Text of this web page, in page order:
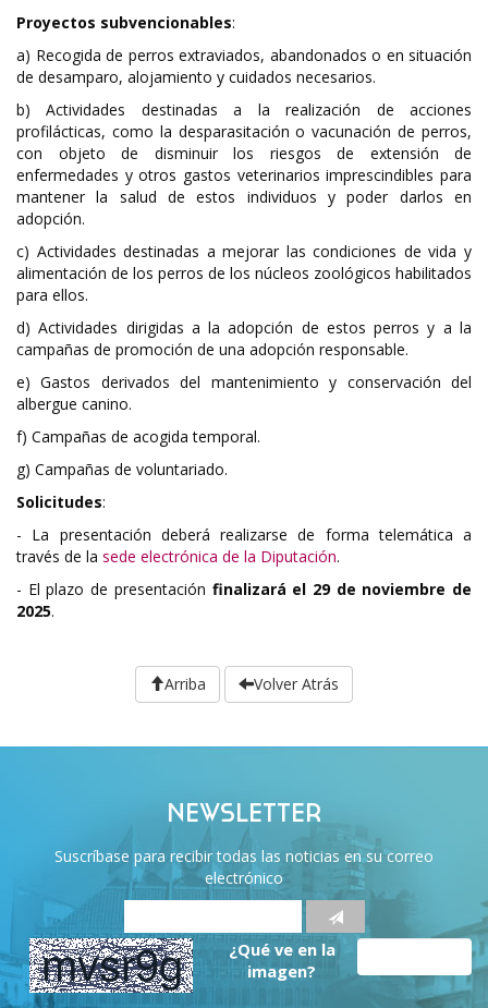
Proyectos subvencionables:
a) Recogida de perros extraviados, abandonados o en situación
de desamparo, alojamiento y cuidados necesarios.
b) Actividades destinadas a la realización de acciones
profilácticas, como la desparasitación o vacunación de perros,
con objeto de disminuir los riesgos de extensión de
enfermedades y otros gastos veterinarios imprescindibles para
mantener la salud de estos individuos y poder darlos en
adopción.
c) Actividades destinadas a mejorar las condiciones de vida y
alimentación de los perros de los núcleos zoológicos habilitados
para ellos.
d) Actividades dirigidas a la adopción de estos perros y a la
campañas de promoción de una adopción responsable.
e) Gastos derivados del mantenimiento y conservación del
albergue canino.
f) Campañas de acogida temporal.
g) Campañas de voluntariado.
Solicitudes:
- La presentación deberá realizarse de forma telemática a
través de la sede electrónica de la Diputación.
- El plazo de presentación finalizará el 29 de noviembre de
2025.
Arriba Volver Atrás
NEWSLETTER
Suscríbase para recibir todas las noticias en su correo
electrónico
¿Qué ve en la
imagen?